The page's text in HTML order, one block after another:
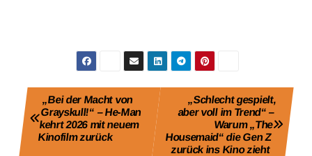
Beitragsnavigation„Schlecht gespielt,
aber voll im Trend“ –
Warum „The
Housemaid“ die Gen Z
zurück ins Kino zieht
„Bei der Macht von
Grayskull!“ – He-Man
kehrt 2026 mit neuem
Kinofilm zurück